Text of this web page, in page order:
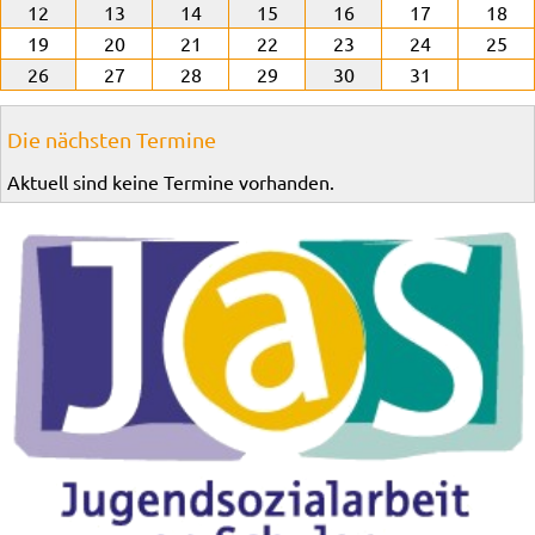
12
13 14 15 16 17
18
19
20 21 22 23 24
25
26
27 28 29 30 31
Die nächsten Termine
Aktuell sind keine Termine vorhanden.